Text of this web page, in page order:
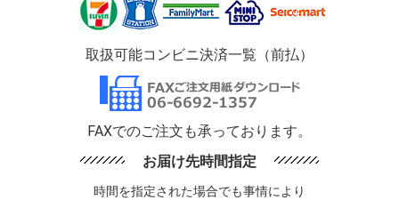
取扱可能コンビニ決済一覧（前払）
FAXでのご注文も承っております。
お届け先時間指定
時間を指定された場合でも事情により